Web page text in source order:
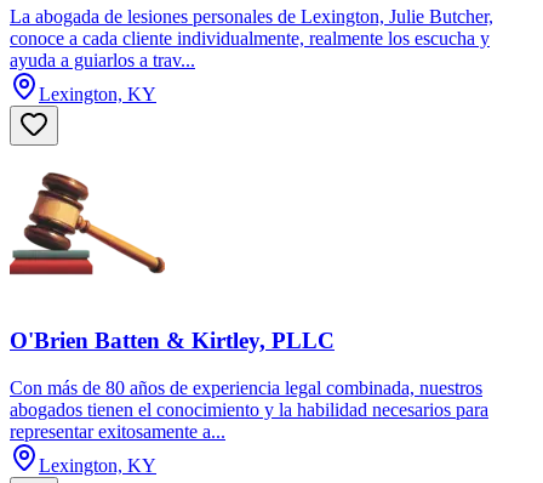
La abogada de lesiones personales de Lexington, Julie Butcher,
conoce a cada cliente individualmente, realmente los escucha y
ayuda a guiarlos a trav...
Lexington, KY
O'Brien Batten & Kirtley, PLLC
Con más de 80 años de experiencia legal combinada, nuestros
abogados tienen el conocimiento y la habilidad necesarios para
representar exitosamente a...
Lexington, KY